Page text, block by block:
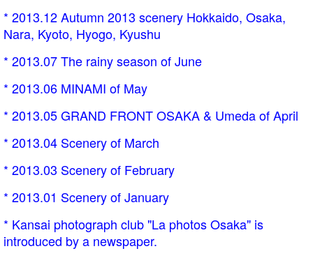
* 2013.12 Autumn 2013 scenery Hokkaido, Osaka,
Nara, Kyoto, Hyogo, Kyushu
* 2013.07 The rainy season of June
* 2013.06 MINAMI of May
* 2013.05 GRAND FRONT OSAKA & Umeda of April
* 2013.04 Scenery of March
* 2013.03 Scenery of February
* 2013.01 Scenery of January
* Kansai photograph club "La photos Osaka" is
introduced by a newspaper.